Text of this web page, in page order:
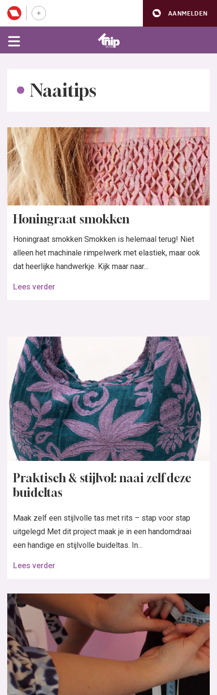
AANMELDEN
Naaitips
Honingraat smokken
Honingraat smokken Smokken is helemaal terug! Niet
alleen het machinale rimpelwerk met elastiek, maar ook
dat heerlijke handwerkje. Kijk maar naar...
Lees verder
Praktisch & stijlvol: naai zelf deze
buideltas
Maak zelf een stijlvolle tas met rits – stap voor stap
uitgelegd Met dit project maak je in een handomdraai
een handige en stijlvolle buideltas. In...
Lees verder